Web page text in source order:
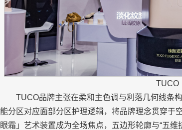
TUCO
TUCO品牌主张在柔和主色调与利落几何线条
能分区对应面部分区护理逻辑，将品牌理念贯穿于
眼霜」艺术装置成为全场焦点，五边形轮廓与“五